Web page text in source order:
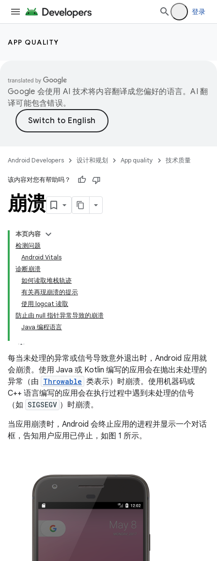
登录
APP QUALITY
Google 会使用 AI 技术将内容翻译成您偏好的语言。AI 翻
译可能包含错误。
Android Developers 设计和规划 App quality 技术质量
该内容对您有帮助吗？
崩溃
本页内容
检测问题
Android Vitals
诊断崩溃
如何读取堆栈轨迹
有关再现崩溃的提示
使用 logcat 读取
防止由 null 指针异常导致的崩溃
Java 编程语言
每当未处理的异常或信号导致意外退出时，Android 应用就
会崩溃。使用 Java 或 Kotlin 编写的应用会在抛出未处理的
异常（由 Throwable 类表示）时崩溃。使用机器码或
C++ 语言编写的应用会在执行过程中遇到未处理的信号
（如 SIGSEGV ）时崩溃。
当应用崩溃时，Android 会终止应用的进程并显示一个对话
框，告知用户应用已停止，如图 1 所示。